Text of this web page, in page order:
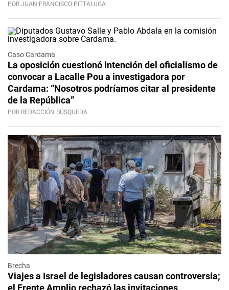
POR JUAN FRANCISCO PITTALUGA
Caso Cardama
La oposición cuestionó intención del oficialismo de
convocar a Lacalle Pou a investigadora por
Cardama: “Nosotros podríamos citar al presidente
de la República”
POR REDACCIÓN BÚSQUEDA
Brecha
Viajes a Israel de legisladores causan controversia;